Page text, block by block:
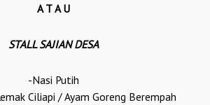
A T A U
STALL SAJIAN DESA
-Nasi Putih
Ciliapi / Ayam Goreng Berempah